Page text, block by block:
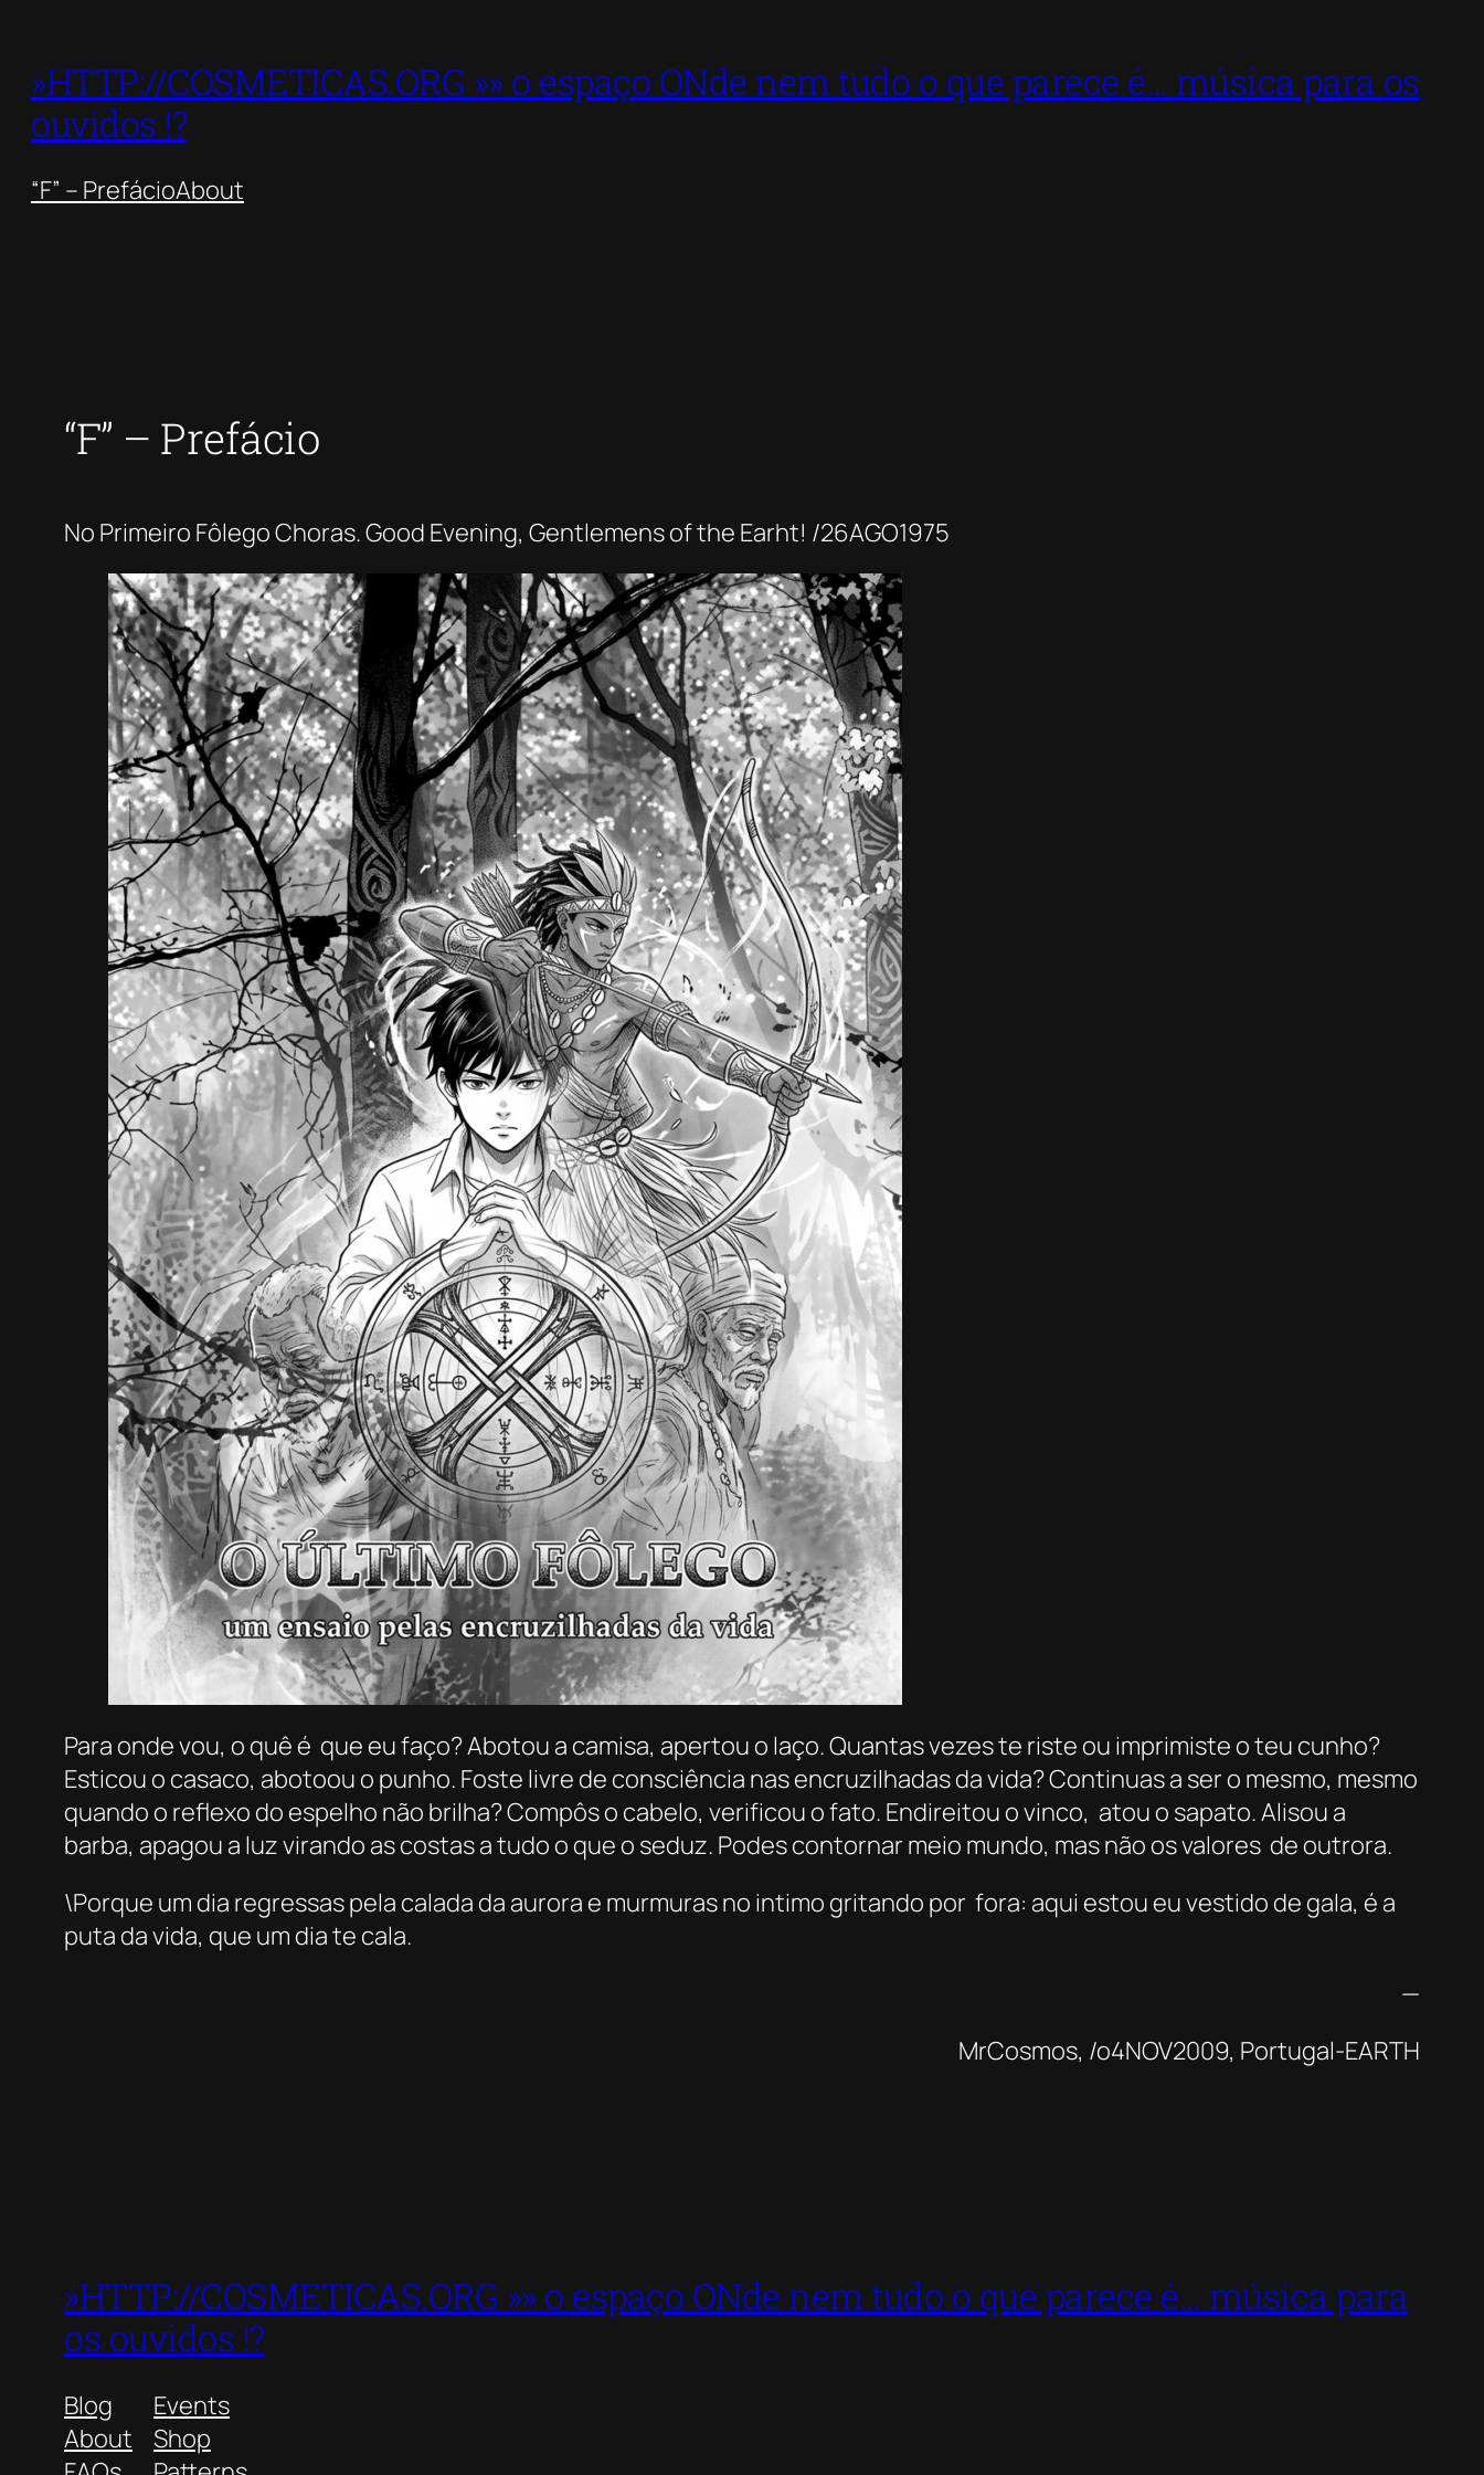
content
»HTTP://COSMETICAS.ORG »» o espaço ONde nem tudo o que parece é… música para os
ouvidos !?
“F” – PrefácioAbout
“F” – Prefácio
No Primeiro Fôlego Choras. Good Evening, Gentlemens of the Earht! /26AGO1975
Para onde vou, o quê é que eu faço? Abotou a camisa, apertou o laço. Quantas vezes te riste ou imprimiste o teu cunho?
Esticou o casaco, abotoou o punho. Foste livre de consciência nas encruzilhadas da vida? Continuas a ser o mesmo, mesmo
quando o reflexo do espelho não brilha? Compôs o cabelo, verificou o fato. Endireitou o vinco, atou o sapato. Alisou a
barba, apagou a luz virando as costas a tudo o que o seduz. Podes contornar meio mundo, mas não os valores de outrora.
\Porque um dia regressas pela calada da aurora e murmuras no intimo gritando por fora: aqui estou eu vestido de gala, é a
puta da vida, que um dia te cala.
—
MrCosmos, /o4NOV2009, Portugal-EARTH
»HTTP://COSMETICAS.ORG »» o espaço ONde nem tudo o que parece é… música para
os ouvidos !?
Blog
About
Events
Shop